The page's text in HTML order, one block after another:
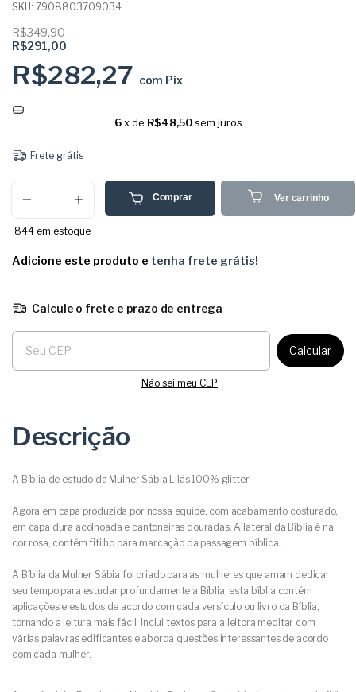
SKU: 7908803709034
R$349,90
R$291,00
R$282,27 com Pix
6 x de R$48,50 sem juros
Frete grátis
844 em estoque
Comprar Ver carrinho
Adicione este produto e tenha frete grátis!
Calcule o frete e prazo de entrega
Entregas para o CEP:
Calcular
Não sei meu CEP
Descrição
A Bíblia de estudo da Mulher Sábia Lilás 100% glitter
Agora em capa produzida por nossa equipe, com acabamento costurado,
em capa dura acolhoada e cantoneiras douradas. A lateral da Bíblia é na
cor rosa, contém fitilho para marcação da passagem bíblica.
A Bíblia da Mulher Sábia foi criado para as mulheres que amam dedicar
seu tempo para estudar profundamente a Bíblia, esta bíblia contém
aplicações e estudos de acordo com cada versículo ou livro da Bíblia,
tornando a leitura mais fácil. Inclui textos para a leitora meditar com
várias palavras edificantes e aborda questões interessantes de acordo
com cada mulher.